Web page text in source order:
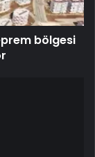
bölgesi